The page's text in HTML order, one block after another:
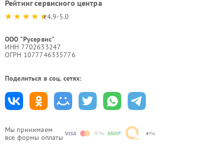
Мы принимаем
все формы оплаты
Рейтинг сервисного центра
4.9-5.0
ООО "Русервис"
ИНН 7702633247
ОГРН 1077746335776
Поделиться в соц. сетях: